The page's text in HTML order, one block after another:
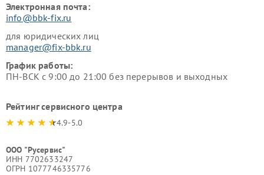
Электронная почта:
info@bbk-fix.ru
для юридических лиц
manager@fix-bbk.ru
График работы:
ПН-ВСК с 9:00 до 21:00 без перерывов и выходных
Рейтинг сервисного центра
4.9-5.0
ООО "Русервис"
ИНН 7702633247
ОГРН 1077746335776